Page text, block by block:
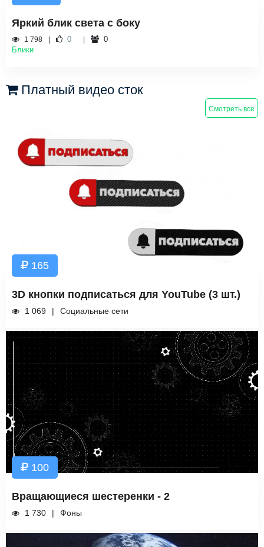
Яркий блик света с боку
1 798 0
0
Блики
Платный видео сток
Смотреть все
165
3D кнопки подписаться для YouTube (3 шт.)
1 069 Социальные сети
100
Вращающиеся шестеренки - 2
1 730 Фоны